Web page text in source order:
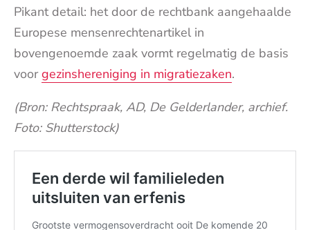
Pikant detail: het door de rechtbank aangehaalde
Europese mensenrechtenartikel in
bovengenoemde zaak vormt regelmatig de basis
voorgezinshereniging in migratiezaken.
(Bron: Rechtspraak, AD, De Gelderlander, archief.
Foto: Shutterstock)